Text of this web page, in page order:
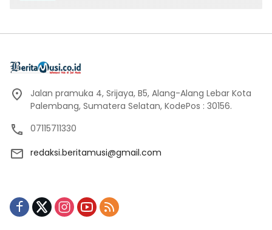
Jalan pramuka 4, Srijaya, B5, Alang-Alang Lebar Kota
Palembang, Sumatera Selatan, KodePos : 30156.
07115711330
redaksi.beritamusi@gmail.com